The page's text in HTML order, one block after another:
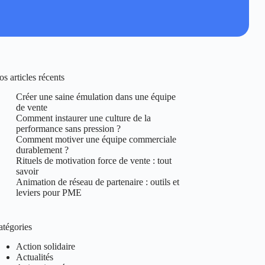
articles récents
Créer une saine émulation dans une équipe
de vente
Comment instaurer une culture de la
performance sans pression ?
Comment motiver une équipe commerciale
durablement ?
Rituels de motivation force de vente : tout
savoir
Animation de réseau de partenaire : outils et
leviers pour PME
Action solidaire
Actualités